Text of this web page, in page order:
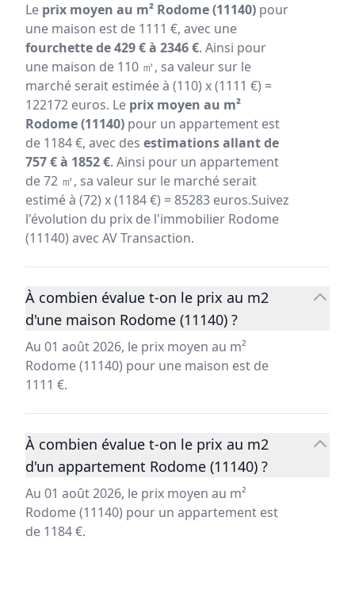
Le prix moyen au m² Rodome (11140) pour
une maison est de 1111 €, avec une
fourchette de 429 € à 2346 €. Ainsi pour
une maison de 110 ㎡, sa valeur sur le
marché serait estimée à (110) x (1111 €) =
122172 euros. Le prix moyen au m²
Rodome (11140) pour un appartement est
de 1184 €, avec des estimations allant de
757 € à 1852 €. Ainsi pour un appartement
de 72 ㎡, sa valeur sur le marché serait
estimé à (72) x (1184 €) = 85283 euros.Suivez
l'évolution du prix de l'immobilier Rodome
(11140) avec AV Transaction.
À combien évalue t-on le prix au m2
d'une maison Rodome (11140) ?
Au 01 août 2026, le prix moyen au m²
Rodome (11140) pour une maison est de
1111 €.
À combien évalue t-on le prix au m2
d'un appartement Rodome (11140) ?
Au 01 août 2026, le prix moyen au m²
Rodome (11140) pour un appartement est
de 1184 €.